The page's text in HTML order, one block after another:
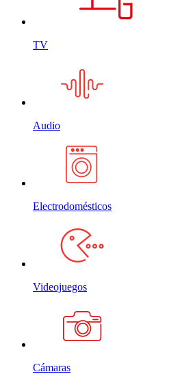
TV
Audio
Electrodomésticos
Videojuegos
Cámaras